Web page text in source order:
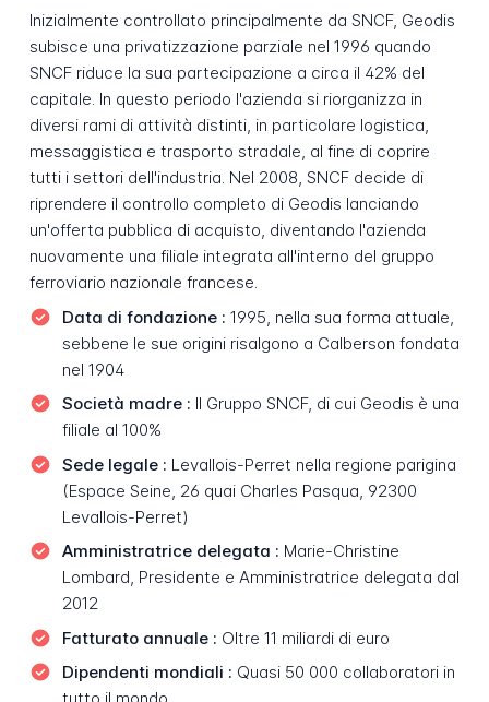
Inizialmente controllato principalmente da SNCF, Geodis
subisce una privatizzazione parziale nel 1996 quando
SNCF riduce la sua partecipazione a circa il 42% del
capitale. In questo periodo l'azienda si riorganizza in
diversi rami di attività distinti, in particolare logistica,
messaggistica e trasporto stradale, al fine di coprire
tutti i settori dell'industria. Nel 2008, SNCF decide di
riprendere il controllo completo di Geodis lanciando
un'offerta pubblica di acquisto, diventando l'azienda
nuovamente una filiale integrata all'interno del gruppo
ferroviario nazionale francese.
Data di fondazione : 1995, nella sua forma attuale,
sebbene le sue origini risalgono a Calberson fondata
nel 1904
Società madre : Il Gruppo SNCF, di cui Geodis è una
filiale al 100%
Sede legale : Levallois-Perret nella regione parigina
(Espace Seine, 26 quai Charles Pasqua, 92300
Levallois-Perret)
Amministratrice delegata : Marie-Christine
Lombard, Presidente e Amministratrice delegata dal
2012
Fatturato annuale : Oltre 11 miliardi di euro
Dipendenti mondiali : Quasi 50 000 collaboratori in